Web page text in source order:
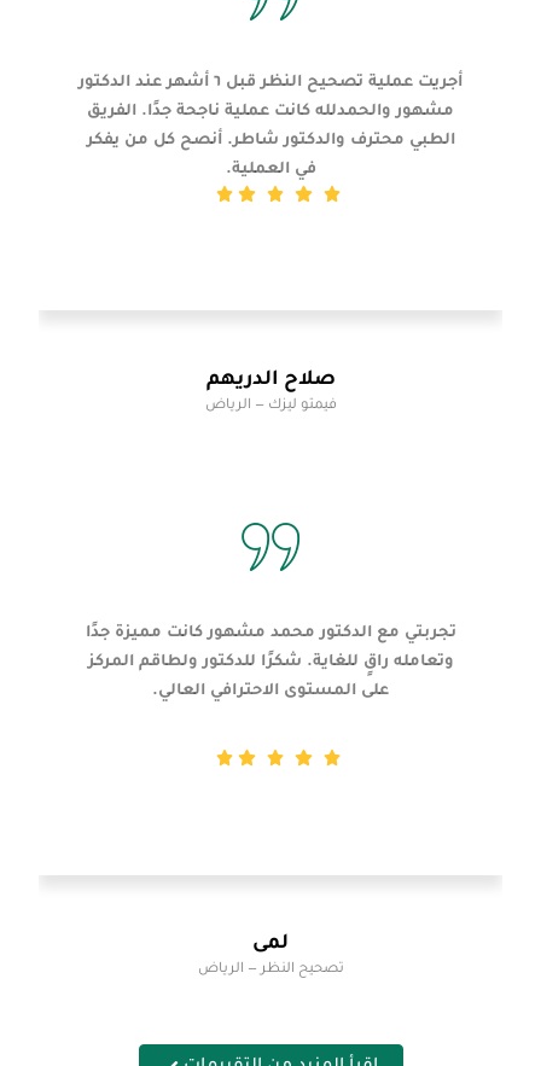
صلاح الدريهم
فيمتو ليزك — الرياض
أجريت عملية تصحيح النظر قبل ٦ أشهر عند الدكتور
مشهور والحمدلله كانت عملية ناجحة جدًا. الفريق
الطبي محترف والدكتور شاطر. أنصح كل من يفكر
في العملية.
لمى
تصحيح النظر — الرياض
تجربتي مع الدكتور محمد مشهور كانت مميزة جدًا
وتعامله راقٍ للغاية. شكرًا للدكتور ولطاقم المركز
على المستوى الاحترافي العالي.